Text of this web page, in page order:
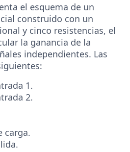
el esquema de un
construido con un
y cinco resistencias, el
la ganancia de la
independientes. Las
1.
2.
carga.